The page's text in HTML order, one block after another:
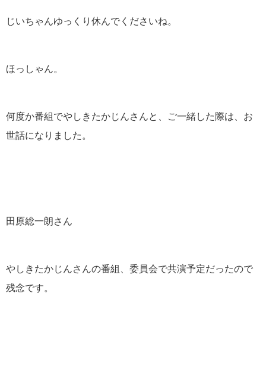
じいちゃんゆっくり休んでくださいね。
ほっしゃん。
何度か番組でやしきたかじんさんと、ご一緒した際は、お
世話になりました。
田原総一朗さん
やしきたかじんさんの番組、委員会で共演予定だったので
残念です。